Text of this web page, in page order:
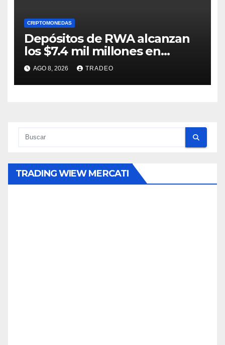
CRIPTOMONEDAS
Depósitos de RWA alcanzan
los $7.4 mil millones en
medio de la caída de DeFi
AGO 8, 2026 TRADEO
TRADING WIEW MERCATI